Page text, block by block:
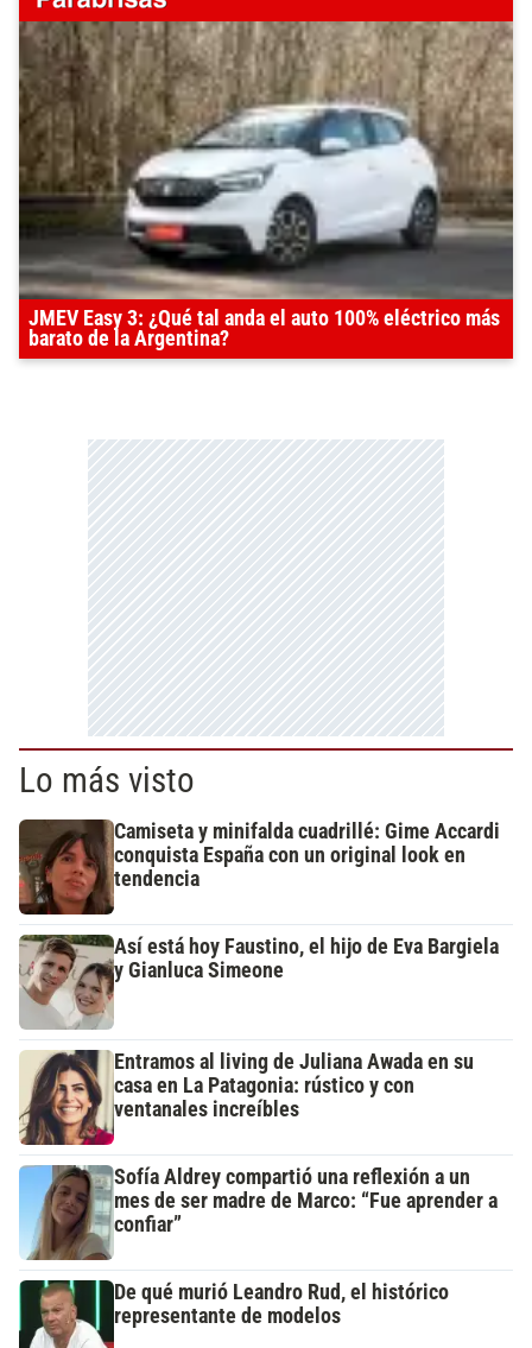
JMEV Easy 3: ¿Qué tal anda el auto 100% eléctrico más
barato de la Argentina?
Lo más visto
Camiseta y minifalda cuadrillé: Gime Accardi
conquista España con un original look en
tendencia
Así está hoy Faustino, el hijo de Eva Bargiela
y Gianluca Simeone
Entramos al living de Juliana Awada en su
casa en La Patagonia: rústico y con
ventanales increíbles
Sofía Aldrey compartió una reflexión a un
mes de ser madre de Marco: “Fue aprender a
confiar”
De qué murió Leandro Rud, el histórico
representante de modelos